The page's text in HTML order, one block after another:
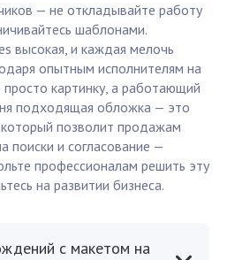
— не откладывайте работу
шаблонами.
высокая, и каждая мелочь
опытным исполнителям на
картинку, а работающий
подходящая обложка — это
позволит продажам
поиски и согласование —
профессионалам решить эту
на развитии бизнеса.
с макетом на